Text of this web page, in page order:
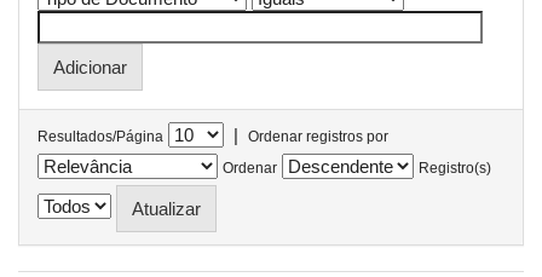
Resultados/Página |
Ordenar registros por
Ordenar
Registro(s)